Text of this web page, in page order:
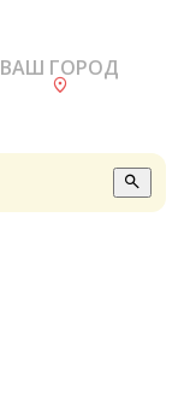
ВАШ ГОРОД